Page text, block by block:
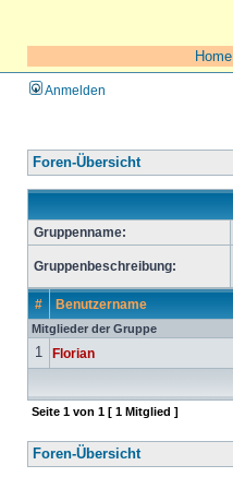
Home
Anmelden
Foren-Übersicht
Gruppenname:
Gruppenbeschreibung:
# Benutzername
Mitglieder der Gruppe
1 Florian
Seite 1 von 1 [ 1 Mitglied ]
Foren-Übersicht